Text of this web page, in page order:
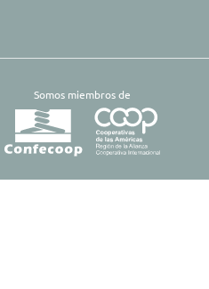
Somos miembros de